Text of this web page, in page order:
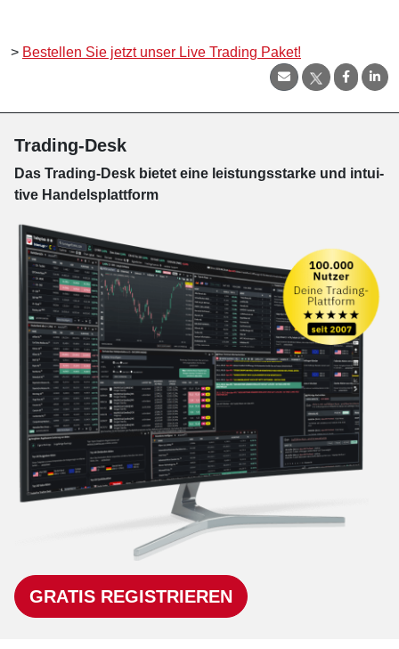
> Bestellen Sie jetzt unser Live Trading Paket!
Trading-Desk
Das Trading-Desk bie­tet eine leis­tungs­star­ke und in­tui­
tive Han­dels­platt­form
GRATIS REGISTRIEREN